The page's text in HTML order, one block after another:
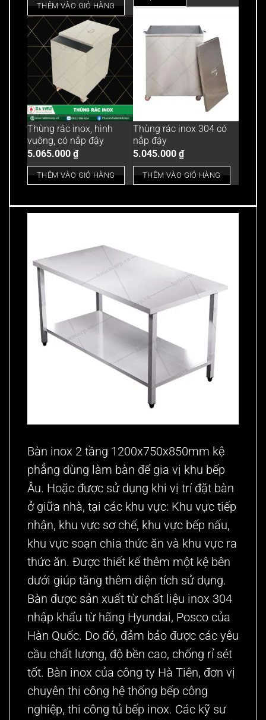
THÊM VÀO GIỎ HÀNG
Thùng rác inox, hình
vuông, có nắp đậy
5.065.000 ₫
THÊM VÀO GIỎ HÀNG
Thùng rác inox 304 có
nắp đậy
5.045.000 ₫
THÊM VÀO GIỎ HÀNG
Bàn inox 2 tầng 1200x750x850mm kệ
phẳng dùng làm bàn để gia vị khu bếp
Âu. Hoặc được sử dụng khi vị trí đặt bàn
ở giữa nhà, tại các khu vực: Khu vực tiếp
nhận, khu vực sơ chế, khu vực bếp nấu,
khu vực soạn chia thức ăn và khu vực ra
thức ăn. Được thiết kế thêm một kệ bên
dưới giúp tăng thêm diện tích sử dụng.
Bàn được sản xuất từ chất liệu inox 304
nhập khẩu từ hãng Hyundai, Posco của
Hàn Quốc. Do đó, đảm bảo được các yêu
cầu chất lượng, độ bền cao, chống rỉ sét
tốt. Bàn inox của công ty Hà Tiên, đơn vị
chuyên thi công hệ thống bếp công
nghiệp, thi công tủ bếp inox. Các kỹ sư